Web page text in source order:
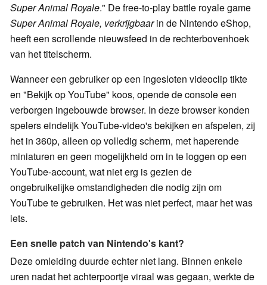
Super Animal Royale." De free-to-play battle royale game
Super Animal Royale, verkrijgbaarin de Nintendo eShop,
heeft een scrollende nieuwsfeed in de rechterbovenhoek
van het titelscherm.
Wanneer een gebruiker op een ingesloten videoclip tikte
en "Bekijk op YouTube" koos, opende de console een
verborgen ingebouwde browser. In deze browser konden
spelers eindelijk YouTube-video's bekijken en afspelen, zij
het in 360p, alleen op volledig scherm, met haperende
miniaturen en geen mogelijkheid om in te loggen op een
YouTube-account, wat niet erg is gezien de
ongebruikelijke omstandigheden die nodig zijn om
YouTube te gebruiken. Het was niet perfect, maar het was
iets.
Een snelle patch van Nintendo's kant?
Deze omleiding duurde echter niet lang. Binnen enkele
uren nadat het achterpoortje viraal was gegaan, werkte de